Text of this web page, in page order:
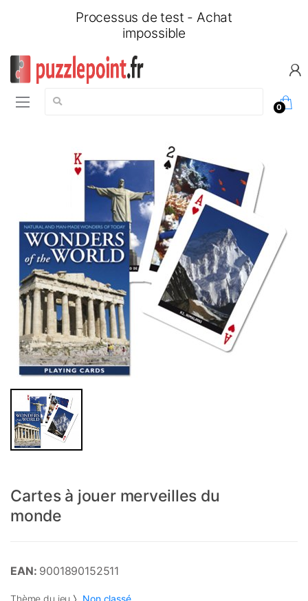
Processus de test - Achat
impossible
Chercher:
0
Cartes à jouer merveilles du
monde
EAN: 9001890152511